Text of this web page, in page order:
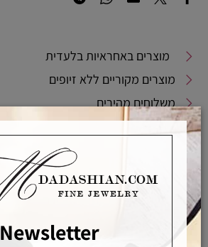
מוצרים באחראיות בלעדית
מוצרים מקוריים ללא זיופים
משלוחים מהירים
אפשרויות החלפה / החזרה
אחראיות בלעדית Newsletter